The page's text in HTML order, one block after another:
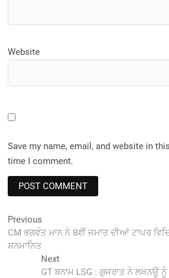
Website
Save my name, email, and website in
time I comment.
Post
navigation
Previous
post:
CM ਭਗਵੰਤ ਮਾਨ ਨੇ 8ਵੀਂ ਜਮਾਤ ਦੀਆਂ ਟਾਪਰ
ਸਨਮਾਨਿਤ
NextNext
post:
GT ਬਨਾਮ LSG : ਗੁਜਰਾਤ ਨੇ ਲਖਨਊ